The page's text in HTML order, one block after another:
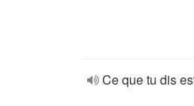
Ce que tu dis